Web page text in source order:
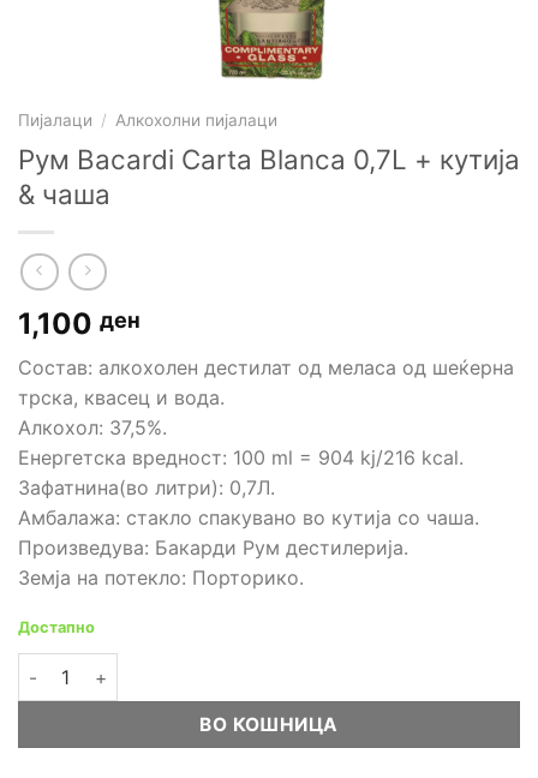
Пијалаци / Алкохолни пијалаци
Рум Bacardi Carta Blanca 0,7L + кутија
& чаша
1,100 ден
Состав: алкохолен дестилат од меласа од шеќерна
трска, квасец и вода.
Алкохол: 37,5%.
Енергетска вредност: 100 ml = 904 kj/216 kcal.
Зафатнина(во литри): 0,7Л.
Амбалажа: стакло спакувано во кутија со чаша.
Произведува: Бакарди Рум дестилерија.
Земја на потекло: Порторико.
Достапно
Рум Bacardi Carta Blanca 0,7L + кутија & чаша количина
ВО КОШНИЦА